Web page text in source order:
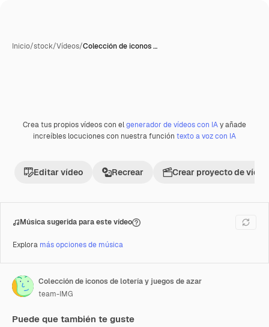
Inicio/stock/Vídeos/Colección de iconos …
Premium
Crea tus propios vídeos con elgenerador de vídeos con IAy añade
increíbles locuciones con nuestra función texto a voz con IA
Editar vídeo Recrear Crear proyecto de vídeo
Música sugerida para este vídeo
Explora más opciones de música
Colección de iconos de lotería y juegos de azar
team-IMG
Puede que también te guste